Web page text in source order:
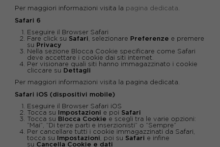
Per maggiori informazioni visita la pagina dedicata.
Safari 6
Eseguire il Browser Safari
Fare click su Safari, selezionare Preferenze e premere
su Privacy
Nella sezione Blocca Cookie specificare come Safari
deve accettare i cookie dai siti internet.
Per visionare quali siti hanno immagazzinato i cookie
cliccare su Dettagli
Per maggiori informazioni visita la pagina dedicata.
Safari iOS (dispositivi mobile)
Eseguire il Browser Safari iOS
Tocca su Impostazioni e poi Safari
Tocca su Blocca Cookie e scegli tra le varie opzioni:
“Mai”, “Di terze parti e inserzionisti” o “Sempre”
Per cancellare tutti i cookie immagazzinati da Safari,
tocca su Impostazioni, poi su Safari e infine
su Cancella Cookie e dati